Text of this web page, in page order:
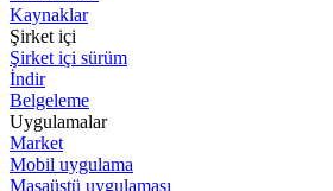
Kaynaklar
Şirket içi
Şirket içi sürüm
İndir
Belgeleme
Uygulamalar
Market
Mobil uygulama
Masaüstü uygulaması